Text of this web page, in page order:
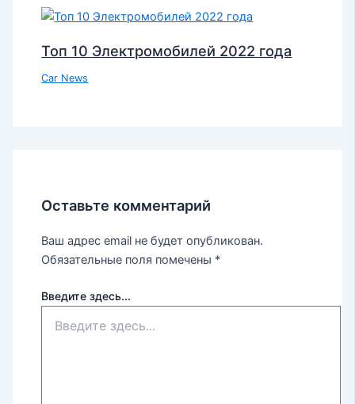
Топ 10 Электромобилей 2022 года
Car News
Оставьте комментарий
Ваш адрес email не будет опубликован.
Обязательные поля помечены *
Введите здесь...